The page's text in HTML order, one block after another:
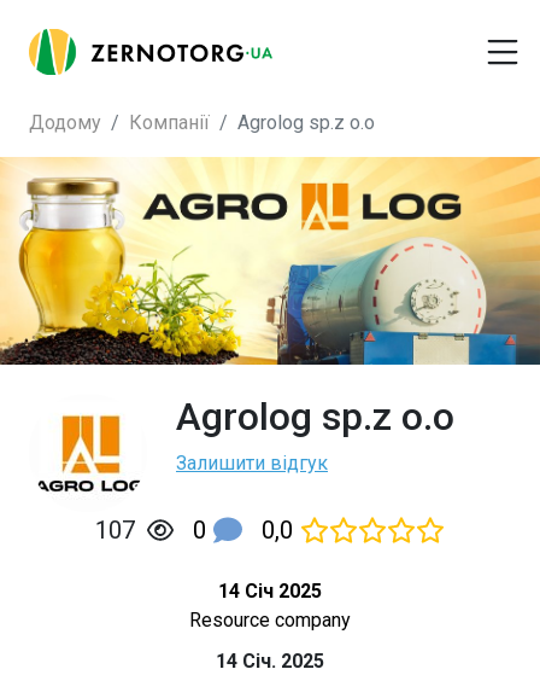
Додому Компанії Agrolog sp.z o.o
Agrolog sp.z o.o
Залишити відгук
107 0 0,0
14 Січ 2025
Resource company
14 Січ. 2025